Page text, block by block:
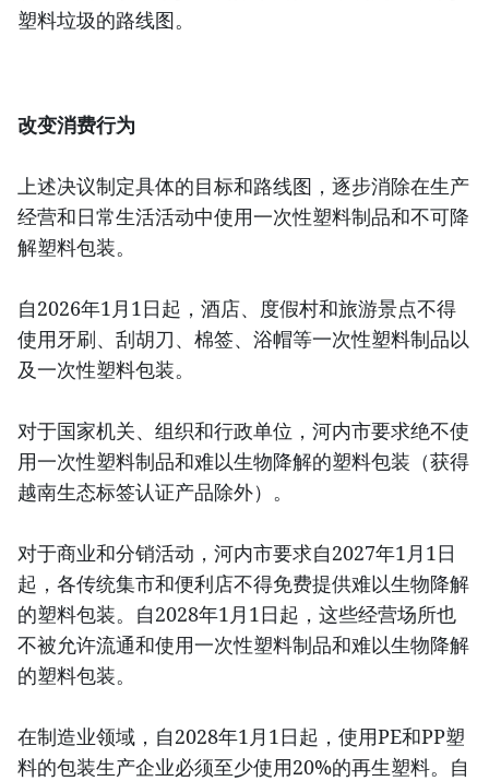
塑料垃圾的路线图。
改变消费行为
上述决议制定具体的目标和路线图，逐步消除在生产
经营和日常生活活动中使用一次性塑料制品和不可降
解塑料包装。
自2026年1月1日起，酒店、度假村和旅游景点不得
使用牙刷、刮胡刀、棉签、浴帽等一次性塑料制品以
及一次性塑料包装。
对于国家机关、组织和行政单位，河内市要求绝不使
用一次性塑料制品和难以生物降解的塑料包装（获得
越南生态标签认证产品除外）。
对于商业和分销活动，河内市要求自2027年1月1日
起，各传统集市和便利店不得免费提供难以生物降解
的塑料包装。自2028年1月1日起，这些经营场所也
不被允许流通和使用一次性塑料制品和难以生物降解
的塑料包装。
在制造业领域，自2028年1月1日起，使用PE和PP塑
料的包装生产企业必须至少使用20%的再生塑料。自